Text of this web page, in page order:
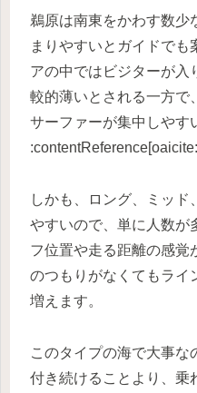
鵜原は南東をかわす数少
まりやすいとガイドでも
アの中ではビジターが入
較的薄いとされる一方で
サーファーが集中しやす
しかも、ロング、ミッド
やすいので、単に人数が
フ位置や走る距離の感覚
のつもりがなくてもライ
増えます。
このタイプの海で大事な
付き続けることより、乗